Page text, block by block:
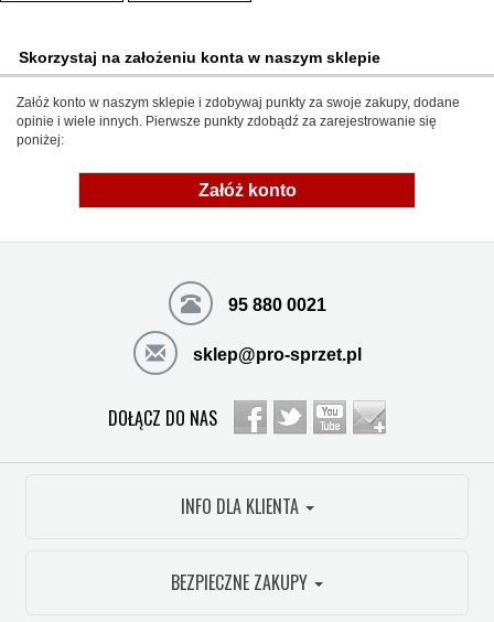
Skorzystaj na założeniu konta w naszym sklepie
Załóż konto w naszym sklepie i zdobywaj punkty za swoje zakupy, dodane
opinie i wiele innych. Pierwsze punkty zdobądź za zarejestrowanie się
poniżej:
Załóż konto
95 880 0021
sklep@pro-sprzet.pl
DOŁĄCZ DO NAS
INFO DLA KLIENTA
BEZPIECZNE ZAKUPY